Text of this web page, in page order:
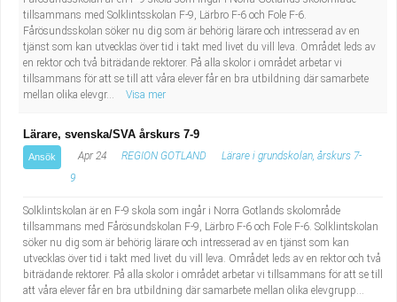
tillsammans med Solklintsskolan F-9, Lärbro F-6 och Fole F-6.
Fårösundsskolan söker nu dig som är behörig lärare och intresserad av en
tjänst som kan utvecklas över tid i takt med livet du vill leva. Området leds av
en rektor och två biträdande rektorer. På alla skolor i området arbetar vi
tillsammans för att se till att våra elever får en bra utbildning där samarbete
mellan olika elevgr...
Visa mer
Lärare, svenska/SVA årskurs 7-9
Ansök Apr 24 REGION GOTLAND
Lärare i grundskolan, årskurs 7-
9
Solklintskolan är en F-9 skola som ingår i Norra Gotlands skolområde
tillsammans med Fårösundskolan F-9, Lärbro F-6 och Fole F-6. Solklintskolan
söker nu dig som är behörig lärare och intresserad av en tjänst som kan
utvecklas över tid i takt med livet du vill leva. Området leds av en rektor och två
biträdande rektorer. På alla skolor i området arbetar vi tillsammans för att se till
att våra elever får en bra utbildning där samarbete mellan olika elevgrupp...